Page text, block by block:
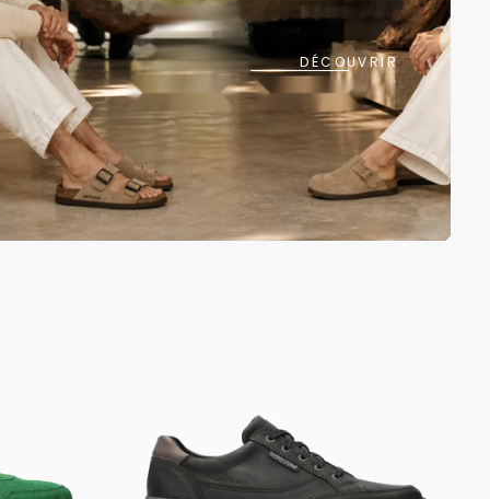
DÉCOUVRIR
été sélectionné.